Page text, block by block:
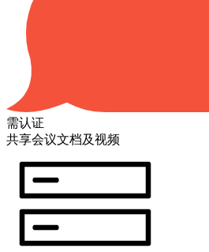
需认证
共享会议文档及视频